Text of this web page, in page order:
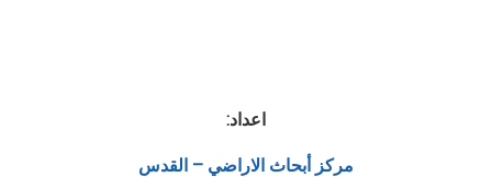
اعداد:
مركز أبحاث الاراضي – القدس